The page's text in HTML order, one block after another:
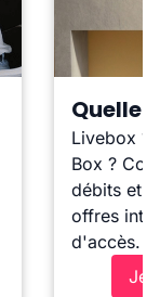
Quelle
Livebox ?
Box ?
débits et
offres
d'accès.
Je